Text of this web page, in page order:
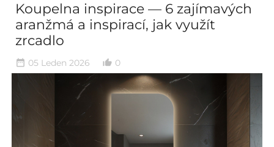
Koupelna inspirace — 6 zajímavých
aranžmá a inspirací, jak využít
zrcadlo
date_range 05 Leden 2026 thumb_up_alt 0